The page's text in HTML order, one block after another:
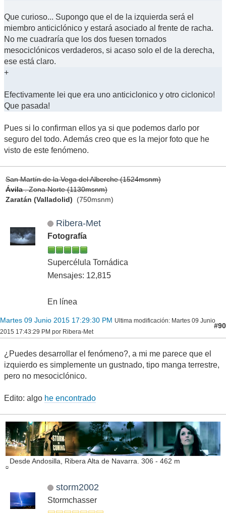
Que curioso... Supongo que el de la izquierda será el
miembro anticiclónico y estará asociado al frente de racha.
No me cuadraría que los dos fuesen tornados
mesociclónicos verdaderos, si acaso solo el de la derecha,
ese está claro.
+
Efectivamente lei que era uno anticiclonico y otro ciclonico!
Que pasada!
Pues si lo confirman ellos ya si que podemos darlo por
seguro del todo. Además creo que es la mejor foto que he
visto de este fenómeno.
San Martín de la Vega del Alberche (1524msnm)
Ávila. Zona Norte (1130msnm)
Zaratán (Valladolid) (750msnm)
Ribera-Met
Fotografía
Supercélula Tornádica
Mensajes: 12,815
En línea
Martes 09 Junio 2015 17:29:30 PM Ultima modificación: Martes 09 Junio
2015 17:43:29 PM por Ribera-Met
#90
¿Puedes desarrollar el fenómeno?, a mi me parece que el
izquierdo es simplemente un gustnado, tipo manga terrestre,
pero no mesociclónico.
Edito: algo he encontrado
Desde Andosilla, Ribera Alta de Navarra. 306 - 462 m
storm2002
Stormchasser